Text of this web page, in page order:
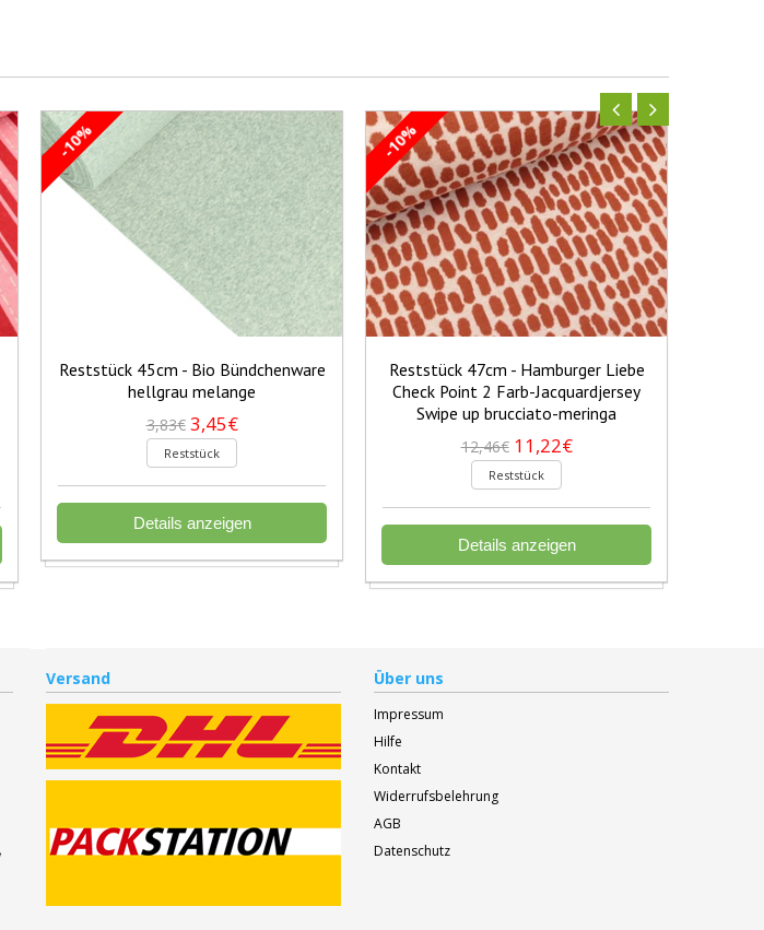
-10%
Reststück 45cm - Bio Bündchenware
hellgrau melange
3,83€ 3,45€
Reststück
Details anzeigen
-10%
Reststück 47cm - Hamburger Liebe
Check Point 2 Farb-Jacquardjersey
Swipe up brucciato-meringa
12,46€ 11,22€
Reststück
Details anzeigen
Versand Über uns
Impressum
Hilfe
Kontakt
Widerrufsbelehrung
AGB
Datenschutz